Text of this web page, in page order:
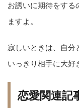
お誘いに期待をする
ますよ。
寂しいときは、自分
いっきり相手に大好
恋愛関連記